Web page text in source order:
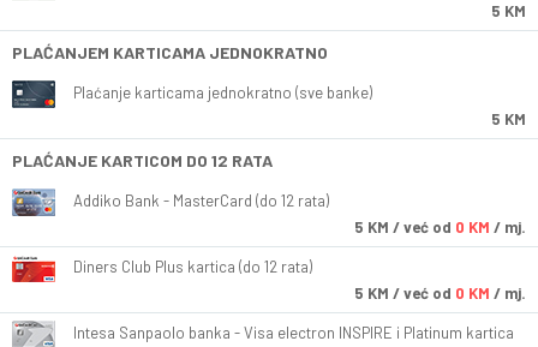
5 KM
PLAĆANJEM KARTICAMA JEDNOKRATNO
Plaćanje karticama jednokratno (sve banke)
5 KM
PLAĆANJE KARTICOM DO 12 RATA
Addiko Bank - MasterCard (do 12 rata)
5 KM / već od 0 KM / mj.
Diners Club Plus kartica (do 12 rata)
5 KM / već od 0 KM / mj.
Intesa Sanpaolo banka - Visa electron INSPIRE i Platinum kartica